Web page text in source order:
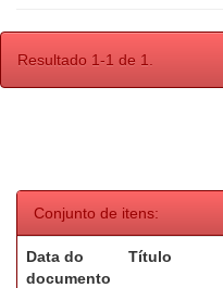
Resultado 1-1 de 1.
Conjunto de itens:
Data do
documento
Título